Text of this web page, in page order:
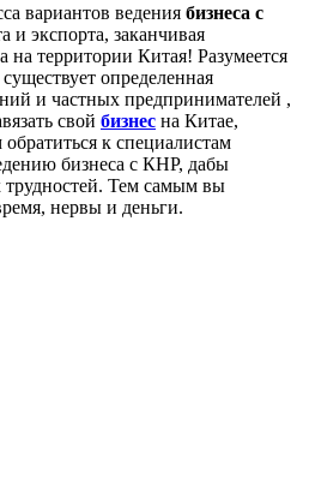
вариантов ведения бизнеса с
и экспорта, заканчивая
на территории Китая! Разумеется
определенная
и частных предпринимателей ,
свой бизнес на Китае,
к специалистам
бизнеса с КНР, дабы
трудностей. Тем самым вы
нервы и деньги.